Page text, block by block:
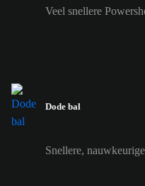
Veel snellere
Dode bal
Snellere,